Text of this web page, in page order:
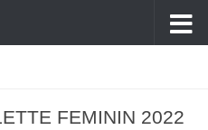
FEMININ 2022